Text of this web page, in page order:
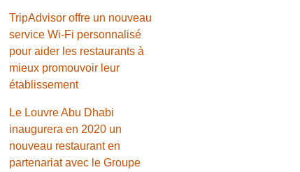
TripAdvisor offre un nouveau
service Wi-Fi personnalisé
pour aider les restaurants à
mieux promouvoir leur
établissement
Le Louvre Abu Dhabi
inaugurera en 2020 un
nouveau restaurant en
partenariat avec le Groupe